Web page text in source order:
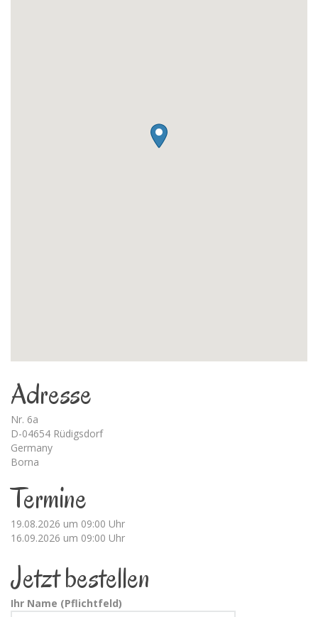
Adresse
Nr. 6a
D-04654 Rüdigsdorf
Germany
Borna
Termine
19.08.2026 um 09:00 Uhr
16.09.2026 um 09:00 Uhr
Jetzt bestellen
Ihr Name (Pflichtfeld)